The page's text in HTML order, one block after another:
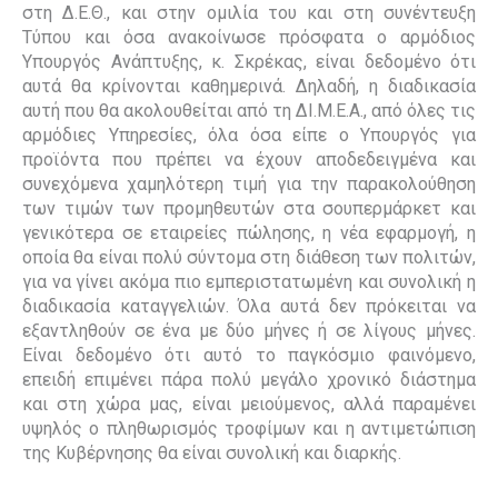
στη Δ.Ε.Θ., και στην ομιλία του και στη συνέντευξη
Τύπου και όσα ανακοίνωσε πρόσφατα ο αρμόδιος
Υπουργός Ανάπτυξης, κ. Σκρέκας, είναι δεδομένο ότι
αυτά θα κρίνονται καθημερινά. Δηλαδή, η διαδικασία
αυτή που θα ακολουθείται από τη ΔΙ.Μ.Ε.Α., από όλες τις
αρμόδιες Υπηρεσίες, όλα όσα είπε ο Υπουργός για
προϊόντα που πρέπει να έχουν αποδεδειγμένα και
συνεχόμενα χαμηλότερη τιμή για την παρακολούθηση
των τιμών των προμηθευτών στα σουπερμάρκετ και
γενικότερα σε εταιρείες πώλησης, η νέα εφαρμογή, η
οποία θα είναι πολύ σύντομα στη διάθεση των πολιτών,
για να γίνει ακόμα πιο εμπεριστατωμένη και συνολική η
διαδικασία καταγγελιών. Όλα αυτά δεν πρόκειται να
εξαντληθούν σε ένα με δύο μήνες ή σε λίγους μήνες.
Είναι δεδομένο ότι αυτό το παγκόσμιο φαινόμενο,
επειδή επιμένει πάρα πολύ μεγάλο χρονικό διάστημα
και στη χώρα μας, είναι μειούμενος, αλλά παραμένει
υψηλός ο πληθωρισμός τροφίμων και η αντιμετώπιση
της Κυβέρνησης θα είναι συνολική και διαρκής.